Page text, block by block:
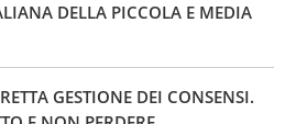
DELLA PICCOLA E MEDIA
GESTIONE DEI CONSENSI.